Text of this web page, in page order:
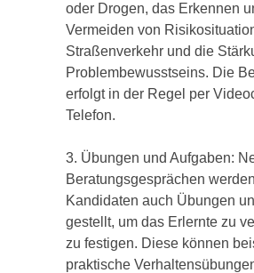
oder Drogen, das Erkennen
Vermeiden von
Straßenverkehr und die
Problembewusstseins. Die
erfolgt in der Regel per
Telefon.
3. Übungen und Aufgaben:
Beratungsgesprächen
Kandidaten auch Übungen
gestellt, um das Erlernte zu
zu festigen. Diese können
praktische